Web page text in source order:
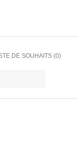
DE SOUHAITS (0)